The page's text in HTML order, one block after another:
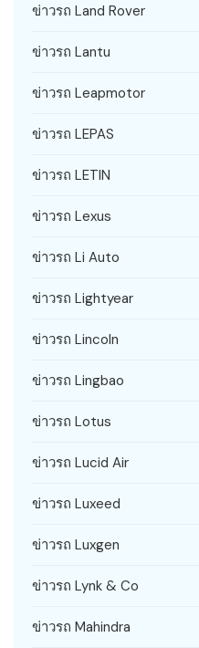
ข่าวรถ Land Rover
ข่าวรถ Lantu
ข่าวรถ Leapmotor
ข่าวรถ LEPAS
ข่าวรถ LETIN
ข่าวรถ Lexus
ข่าวรถ Li Auto
ข่าวรถ Lightyear
ข่าวรถ Lincoln
ข่าวรถ Lingbao
ข่าวรถ Lotus
ข่าวรถ Lucid Air
ข่าวรถ Luxeed
ข่าวรถ Luxgen
ข่าวรถ Lynk & Co
ข่าวรถ Mahindra